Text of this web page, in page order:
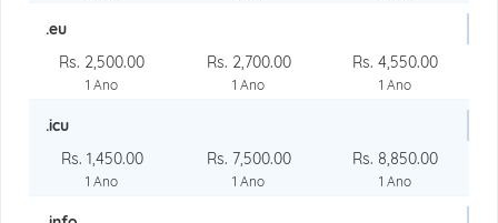
.eu
Rs. 2,500.00
1 Ano
Rs. 2,700.00
1 Ano
Rs. 4,550.00
1 Ano
.icu
Rs. 1,450.00
1 Ano
Rs. 7,500.00
1 Ano
Rs. 8,850.00
1 Ano